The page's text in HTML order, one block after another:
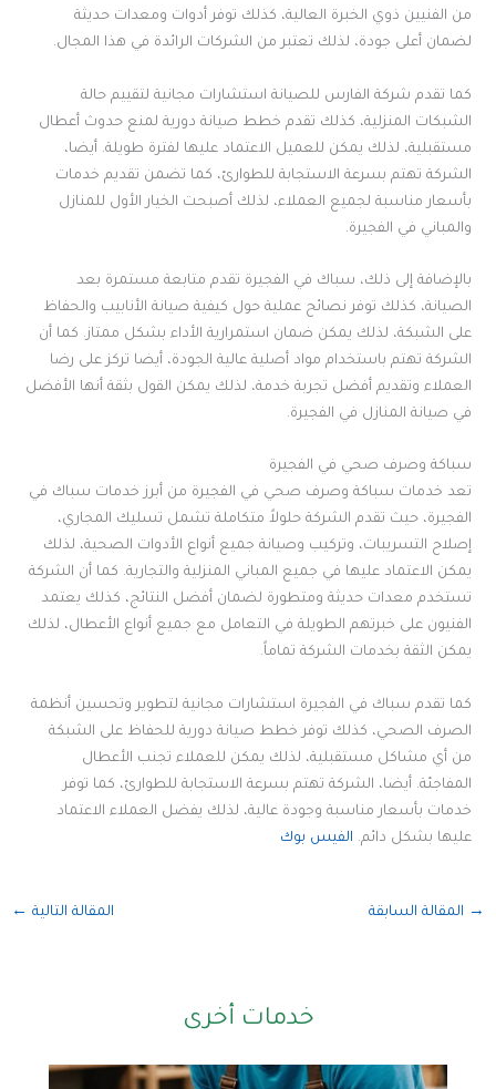
من الفنيين ذوي الخبرة العالية، كذلك توفر أدوات ومعدات حديثة
لضمان أعلى جودة، لذلك تعتبر من الشركات الرائدة في هذا المجال.
كما تقدم شركة الفارس للصيانة استشارات مجانية لتقييم حالة
الشبكات المنزلية، كذلك تقدم خطط صيانة دورية لمنع حدوث أعطال
مستقبلية، لذلك يمكن للعميل الاعتماد عليها لفترة طويلة. أيضا،
الشركة تهتم بسرعة الاستجابة للطوارئ، كما تضمن تقديم خدمات
بأسعار مناسبة لجميع العملاء، لذلك أصبحت الخيار الأول للمنازل
والمباني في الفجيرة.
بالإضافة إلى ذلك، سباك في الفجيرة تقدم متابعة مستمرة بعد
الصيانة، كذلك توفر نصائح عملية حول كيفية صيانة الأنابيب والحفاظ
على الشبكة، لذلك يمكن ضمان استمرارية الأداء بشكل ممتاز. كما أن
الشركة تهتم باستخدام مواد أصلية عالية الجودة، أيضا تركز على رضا
العملاء وتقديم أفضل تجربة خدمة، لذلك يمكن القول بثقة أنها الأفضل
في صيانة المنازل في الفجيرة.
سباكة وصرف صحي في الفجيرة
تعد خدمات سباكة وصرف صحي في الفجيرة من أبرز خدمات سباك في
الفجيرة، حيث تقدم الشركة حلولاً متكاملة تشمل تسليك المجاري،
إصلاح التسريبات، وتركيب وصيانة جميع أنواع الأدوات الصحية، لذلك
يمكن الاعتماد عليها في جميع المباني المنزلية والتجارية. كما أن الشركة
تستخدم معدات حديثة ومتطورة لضمان أفضل النتائج، كذلك يعتمد
الفنيون على خبرتهم الطويلة في التعامل مع جميع أنواع الأعطال، لذلك
يمكن الثقة بخدمات الشركة تماماً.
كما تقدم سباك في الفجيرة استشارات مجانية لتطوير وتحسين أنظمة
الصرف الصحي، كذلك توفر خطط صيانة دورية للحفاظ على الشبكة
من أي مشاكل مستقبلية، لذلك يمكن للعملاء تجنب الأعطال
المفاجئة. أيضا، الشركة تهتم بسرعة الاستجابة للطوارئ، كما توفر
خدمات بأسعار مناسبة وجودة عالية، لذلك يفضل العملاء الاعتماد
عليها بشكل دائم. الفيس بوك
→ المقالة السابقة المقالة التالية ←
خدمات أخرى